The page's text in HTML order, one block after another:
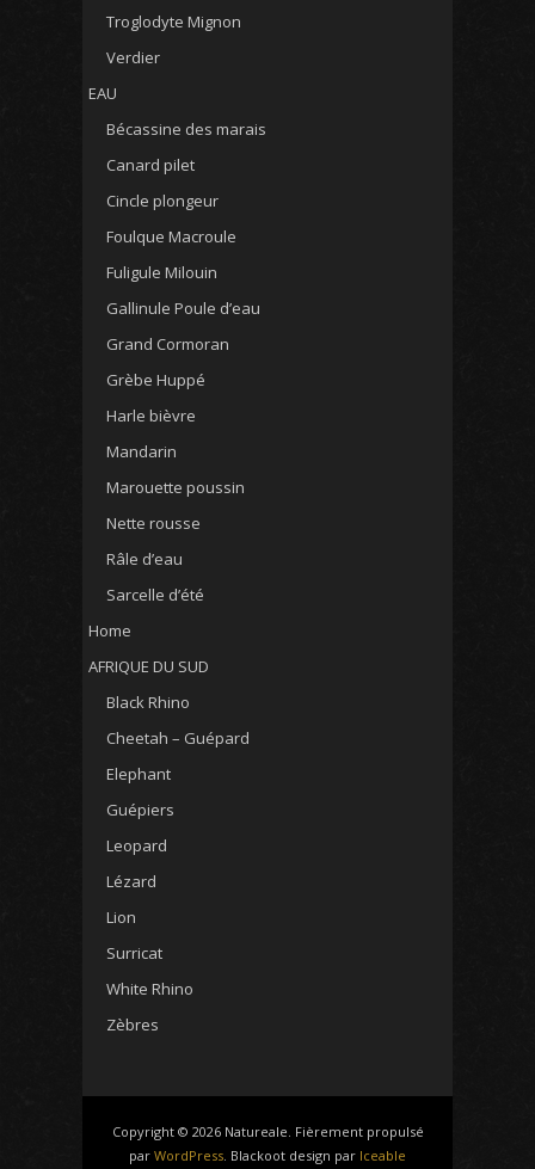
Troglodyte Mignon
Verdier
EAU
Bécassine des marais
Canard pilet
Cincle plongeur
Foulque Macroule
Fuligule Milouin
Gallinule Poule d’eau
Grand Cormoran
Grèbe Huppé
Harle bièvre
Mandarin
Marouette poussin
Nette rousse
Râle d’eau
Sarcelle d’été
Home
AFRIQUE DU SUD
Black Rhino
Cheetah – Guépard
Elephant
Guépiers
Leopard
Lézard
Lion
Surricat
White Rhino
Zèbres
Copyright © 2026 Natureale. Fièrement propulsé
par WordPress. Blackoot design par Iceable